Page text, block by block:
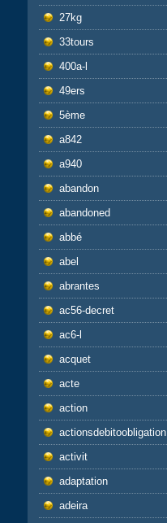
27kg
33tours
400a-l
49ers
5ème
a842
a940
abandon
abandoned
abbé
abel
abrantes
ac56-decret
ac6-l
acquet
acte
action
actionsdebitoobligation
activit
adaptation
adeira